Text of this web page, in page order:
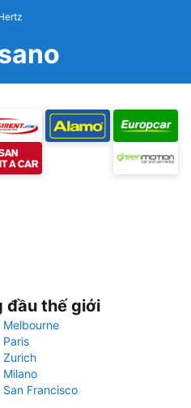
đầu thế giới
Melbourne
Paris
Zurich
Milano
San Francisco